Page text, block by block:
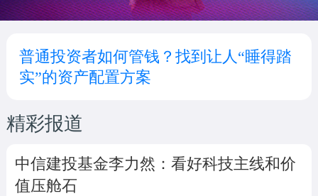
普通投资者如何管钱？找到让人“睡得踏
实”的资产配置方案
精彩报道
中信建投基金李力然：看好科技主线和价
值压舱石